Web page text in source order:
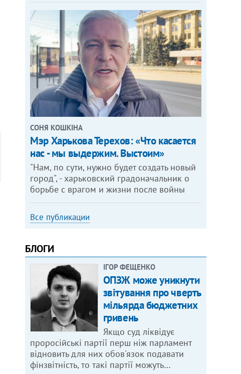
СОНЯ КОШКІНА
Мэр Харькова Терехов: «Что касается
нас - мы выдержим. Выстоим»
"Нам, по сути, нужно будет создать новый
город", - харьковский градоначальник о
борьбе с врагом и жизни после войны
Все публикации
БЛОГИ
ІГОР ФЕЩЕНКО
ОПЗЖ може уникнути
звітування про чверть
мільярда бюджетних
гривень
Якщо суд ліквідує
проросійські партії перш ніж парламент
відновить для них обов'язок подавати
фінзвітність, то такі партії можуть…